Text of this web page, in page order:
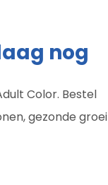
nog
Color. Bestel
gezonde groei